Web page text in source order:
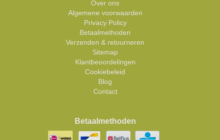
Over ons
Algemene voorwaarden
Privacy Policy
Betaalmethoden
Verzenden & retourneren
Sitemap
Klantbeoordelingen
Cookiebeleid
Blog
Contact
Betaalmethoden